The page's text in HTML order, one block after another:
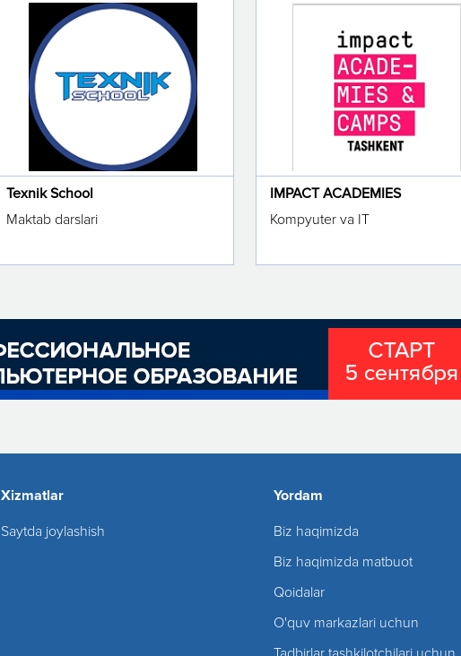
Texnik School
Maktab darslari
IMPACT ACADEMIES
Kompyuter va IT
Xizmatlar
Saytda joylashish
Yordam
Biz haqimizda
Biz haqimizda matbuot
Qoidalar
O'quv markazlari uchun